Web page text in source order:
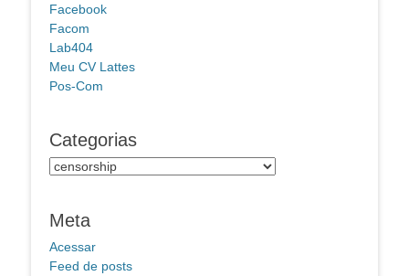
Facebook
Facom
Lab404
Meu CV Lattes
Pos-Com
Categorias
Categorias
Meta
Acessar
Feed de posts